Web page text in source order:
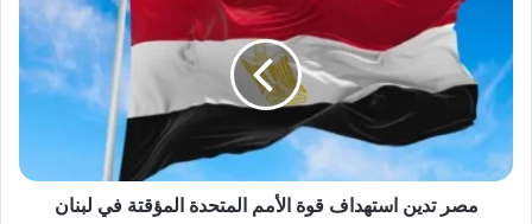
نسخ الرابط
استهداف
قوة
الأمم
المتحدة
المؤقتة
في
لبنان
مصر تدين استهداف قوة الأمم المتحدة المؤقتة في لبنان